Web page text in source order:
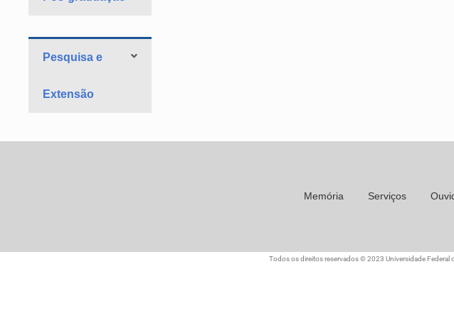
Pesquisa e
Extensão
Memória Serviços
Todos os direitos reservados © 2023 Universidade